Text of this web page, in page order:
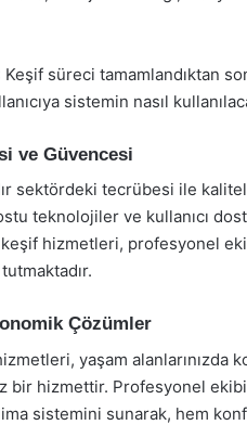
süreci tamamlandıktan
sistemin nasıl
ve Güvencesi
sektördeki tecrübesi ile
teknolojiler ve kullanıcı
hizmetleri, profesyonel
Çözümler
yaşam alanlarınızda
hizmettir. Profesyonel ekibi
sistemini sunarak, hem